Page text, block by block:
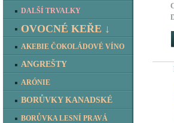
DALŠÍ TRVALKY
OVOCNÉ KEŘE ↓
AKEBIE ČOKOLÁDOVÉ VÍNO
ANGREŠTY
ARÓNIE
BORŮVKY KANADSKÉ
BORŮVKA LESNÍ PRAVÁ